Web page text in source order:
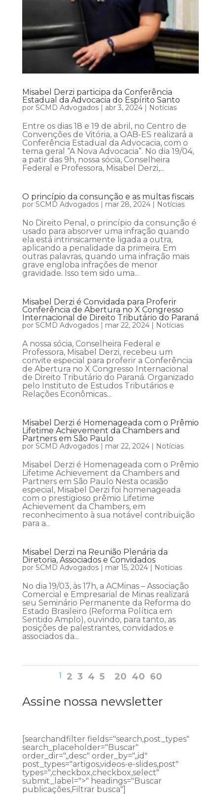
Misabel Derzi participa da Conferência
Estadual da Advocacia do Espírito Santo
por SCMD Advogados| abr 3, 2024| Notícias
Entre os dias 18 e 19 de abril, no Centro de
Convenções de Vitória, a OAB-ES realizará a
Conferência Estadual da Advocacia, com o
tema geral “A Nova Advocacia”. No dia 19/04,
a patir das 9h, nossa sócia, Conselheira
Federal e Professora, Misabel Derzi,...
O princípio da consunção e as multas fiscais
por SCMD Advogados| mar 28, 2024| Notícias
No Direito Penal, o princípio da consunção é
usado para absorver uma infração quando
ela está intrinsicamente ligada a outra,
aplicando a penalidade da primeira. Em
outras palavras, quando uma infração mais
grave engloba infrações de menor
gravidade. Isso tem sido uma...
Misabel Derzi é Convidada para Proferir
Conferência de Abertura no X Congresso
Internacional de Direito Tributário do Paraná
por SCMD Advogados| mar 22, 2024| Notícias
A nossa sócia, Conselheira Federal e
Professora, Misabel Derzi, recebeu um
convite especial para proferir a Conferência
de Abertura no X Congresso Internacional
de Direito Tributário do Paraná. Organizado
pelo Instituto de Estudos Tributários e
Relações Econômicas...
Misabel Derzi é Homenageada com o Prêmio
Lifetime Achievement da Chambers and
Partners em São Paulo
por SCMD Advogados| mar 22, 2024| Notícias
Misabel Derzi é Homenageada com o Prêmio
Lifetime Achievement da Chambers and
Partners em São Paulo Nesta ocasião
especial, Misabel Derzi foi homenageada
com o prestigioso prêmio Lifetime
Achievement da Chambers, em
reconhecimento à sua notável contribuição
para a...
Misabel Derzi na Reunião Plenária da
Diretoria, Associados e Convidados
por SCMD Advogados| mar 15, 2024| Notícias
No dia 19/03, às 17h, a ACMinas – Associação
Comercial e Empresarial de Minas realizará
seu Seminário Permanente da Reforma do
Estado Brasileiro (Reforma Política em
Sentido Amplo), ouvindo, para tanto, as
posições de palestrantes, convidados e
associados da...
1 2 3 4 5 20 40 60
Assine nossa newsletter
[searchandfilter fields="search,post_types"
search_placeholder="Buscar"
order_dir=",,desc" order_by=",,id"
post_types="artigos,videos-e-slides,post"
types=",checkbox,checkbox,select"
submit_label=">" headings="Buscar
publicações,Filtrar busca"]